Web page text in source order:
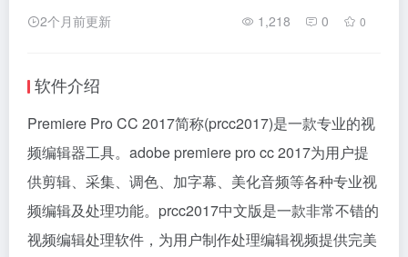
2个月前更新 1,218 0 0
软件介绍
Premiere Pro CC 2017简称(prcc2017)是一款专业的视
频编辑器工具。adobe premiere pro cc 2017为用户提
供剪辑、采集、调色、加字幕、美化音频等各种专业视
频编辑及处理功能。prcc2017中文版是一款非常不错的
视频编辑处理软件，为用户制作处理编辑视频提供完美